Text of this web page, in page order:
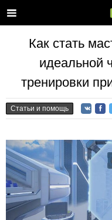
Как стать
идеальной
тренировки
Статьи и помощь